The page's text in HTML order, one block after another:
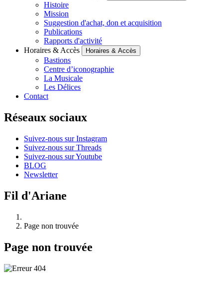
Histoire
Mission
Suggestion d'achat, don et acquisition
Publications
Rapports d'activité
Horaires & Accès
Horaires & Accès
Bastions
Centre d’iconographie
La Musicale
Les Délices
Contact
Réseaux sociaux
Suivez-nous sur Instagram
Suivez-nous sur Threads
Suivez-nous sur Youtube
BLOG
Newsletter
Fil d'Ariane
Page non trouvée
Page non trouvée